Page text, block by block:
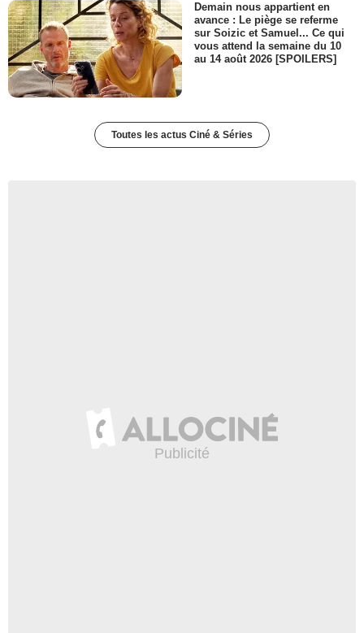
Demain nous appartient en
avance : Le piège se referme
sur Soizic et Samuel... Ce qui
vous attend la semaine du 10
au 14 août 2026 [SPOILERS]
Toutes les actus Ciné & Séries